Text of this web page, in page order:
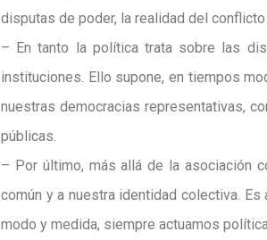
disputas de poder, la realidad del conflicto
– En tanto la política trata sobre las
instituciones. Ello supone, en tiempos
nuestras democracias representativas,
públicas.
– Por último, más allá de la asociación
común y a nuestra identidad colectiva.
modo y medida, siempre actuamos